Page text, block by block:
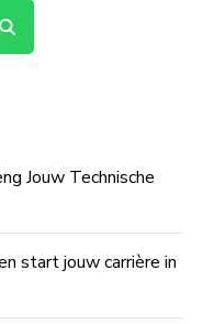
Jouw Technische
start jouw carrière in